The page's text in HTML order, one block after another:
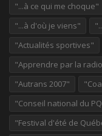
"...à ce qui me choque"
"...à d'où je viens"
"Actualités sportives"
"Apprendre par la
"Autrans 2007"
"Conseil national du
"Festival d'été de